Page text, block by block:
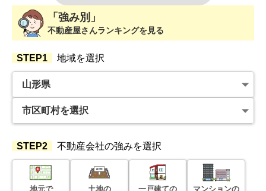
「強み別」
不動産屋さんランキングを見る
STEP1 地域を選択
STEP2 不動産会社の強みを選択
地元で
土地の
一戸建ての
マンションの